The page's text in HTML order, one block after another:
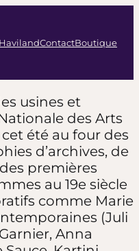
ContactBoutique
usines et
des Arts
été au four des
d’archives, de
premières
au 19e siècle
comme Marie
(Juli
Anna